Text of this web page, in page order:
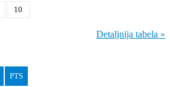
10
Detaljnija tabela »
PTS